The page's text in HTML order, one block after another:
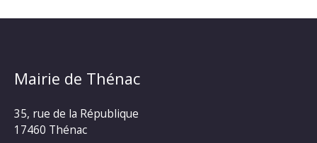
Mairie de Thénac
35, rue de la République
17460 Thénac